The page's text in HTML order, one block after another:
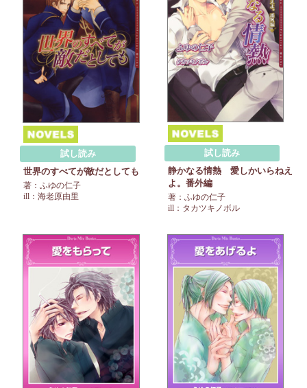
試し読み
世界のすべてが敵だとしても
著：ふゆの仁子
ill：海老原由里
試し読み
静かなる情熱 愛しかいらねえ
よ。番外編
著：ふゆの仁子
ill：タカツキノボル